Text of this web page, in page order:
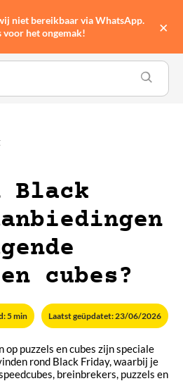
Black
cubes?
5 min Laatst geüpdatet: 23/06/2026
op puzzels en cubes zijn speciale
rond Black Friday, waarbij je
breinbrekers, puzzels en
niet bereikbaar via WhatsApp.
voor het ongemak!
×